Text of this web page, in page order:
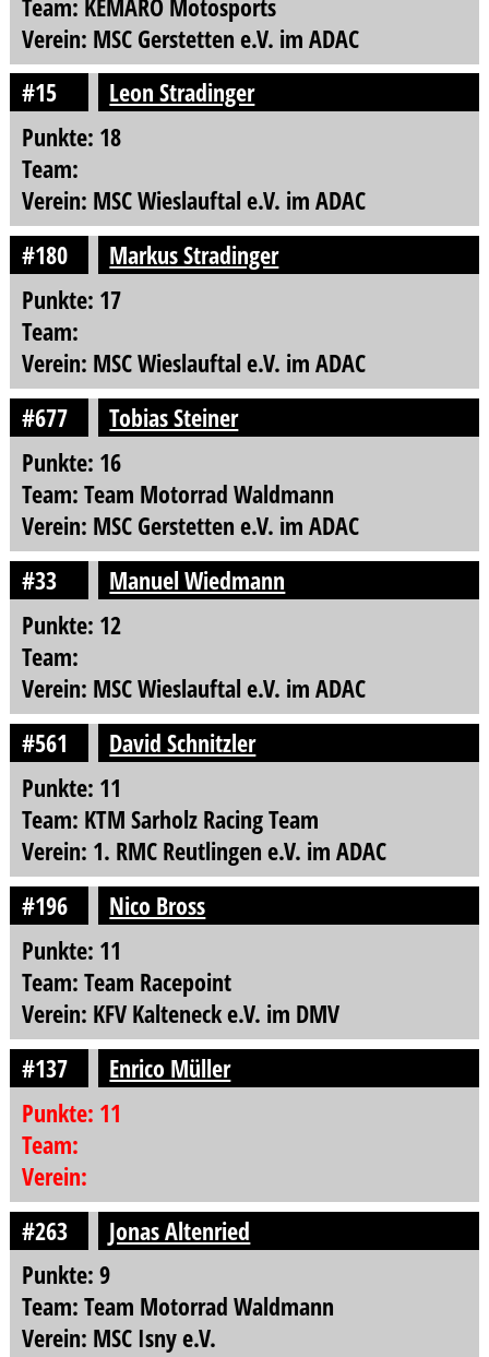
Verein: MSC Gerstetten e.V. im ADAC
#15
Leon Stradinger
Punkte: 18
Team:
Verein: MSC Wieslauftal e.V. im ADAC
#180
Markus Stradinger
Punkte: 17
Team:
Verein: MSC Wieslauftal e.V. im ADAC
#677
Tobias Steiner
Punkte: 16
Team: Team Motorrad Waldmann
Verein: MSC Gerstetten e.V. im ADAC
#33
Manuel Wiedmann
Punkte: 12
Team:
Verein: MSC Wieslauftal e.V. im ADAC
#561
David Schnitzler
Punkte: 11
Team: KTM Sarholz Racing Team
Verein: 1. RMC Reutlingen e.V. im ADAC
#196
Nico Bross
Punkte: 11
Team: Team Racepoint
Verein: KFV Kalteneck e.V. im DMV
#137
Enrico Müller
Punkte: 11
Team:
Verein:
#263
Jonas Altenried
Punkte: 9
Team: Team Motorrad Waldmann
Verein: MSC Isny e.V.